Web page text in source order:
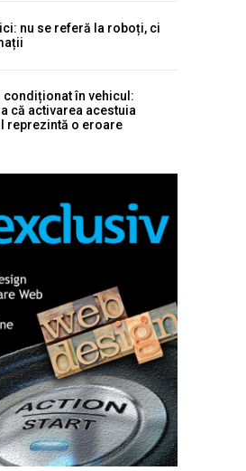
nu se referă la roboți, ci
condiționat în vehicul:
că activarea acestuia
reprezintă o eroare